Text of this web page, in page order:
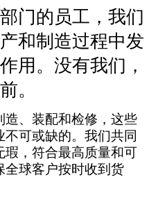
门的员工，我们
和制造过程中发
用。没有我们，
。
、装配和检修，这些
可或缺的。我们共同
，符合最高质量和可
全球客户按时收到货